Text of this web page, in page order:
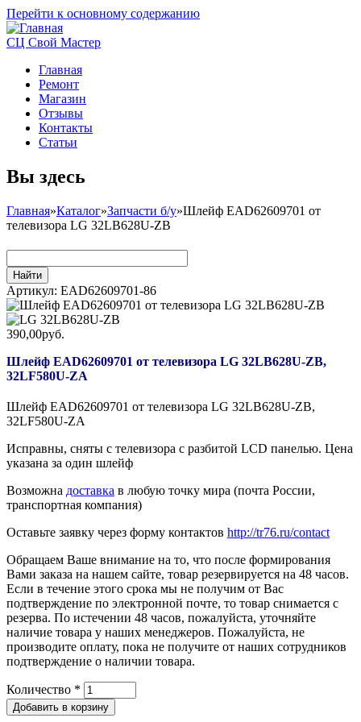
Перейти к основному содержанию
СЦ Свой Мастер
Главная
Ремонт
Магазин
Отзывы
Контакты
Статьи
Вы здесь
Главная»Каталог»Запчасти б/у»Шлейф EAD62609701 от
телевизора LG 32LB628U-ZB
Артикул: EAD62609701-86
390,00руб.
Шлейф EAD62609701 от телевизора LG 32LB628U-ZB,
32LF580U-ZA
Шлейф EAD62609701 от телевизора LG 32LB628U-ZB,
32LF580U-ZA
Исправны, сняты с телевизора с разбитой LCD панелью. Цена
указана за один шлейф
Возможна доставка в любую точку мира (почта России,
транспортная компания)
Оставьте заявку через форму контактов http://tr76.ru/contact
Обращаем Ваше внимание на то, что после формирования
Вами заказа на нашем сайте, товар резервируется на 48 часов.
Если в течение этого срока мы не получим от Вас
подтверждение по электронной почте, то товар снимается с
резерва. По истечении 48 часов, пожалуйста, уточняйте
наличие товара у наших менеджеров. Пожалуйста, не
производите оплату, пока не получите от наших сотрудников
подтверждение о наличии товара.
Количество *